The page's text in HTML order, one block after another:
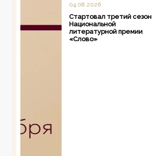
04.08.2026
Стартовал третий сезон
Национальной
литературной премии
«Слово»